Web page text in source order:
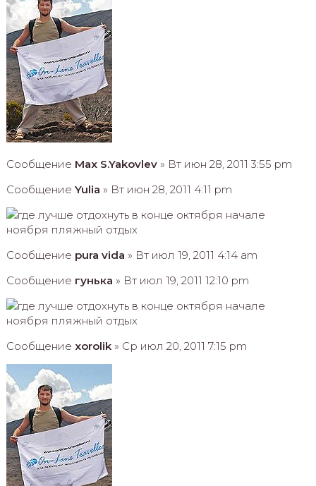
Сообщение Max S.Yakovlev» Вт июн 28, 2011 3:55 pm
Сообщение Yulia » Вт июн 28, 2011 4:11 pm
Сообщение pura vida » Вт июл 19, 2011 4:14 am
Сообщение гунька » Вт июл 19, 2011 12:10 pm
Сообщение xorolik» Ср июл 20, 2011 7:15 pm